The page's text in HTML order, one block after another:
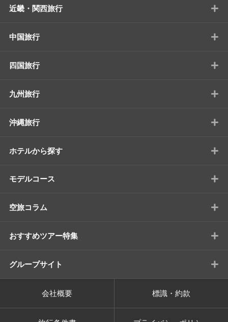
近畿・関西旅行 +
中国旅行 +
四国旅行 +
九州旅行 +
沖縄旅行 +
ホテルから探す +
モデルコース +
空旅コラム +
おすすめツアー特集 +
グループサイト +
会社概要 標識・約款